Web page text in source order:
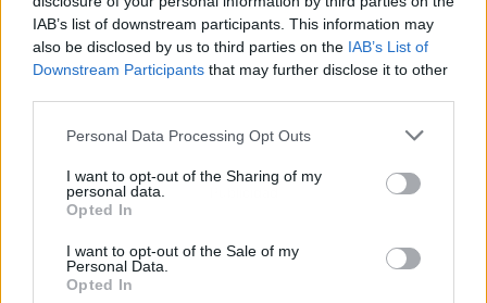
IAB’s list of downstream participants. This information may
also be disclosed by us to third parties on the IAB’s List of
Downstream Participants that may further disclose it to other
Personal Data Processing Opt Outs
I want to opt-out of the Sharing of my
personal data.
Opted In
I want to opt-out of the Sale of my
Personal Data.
Opted In